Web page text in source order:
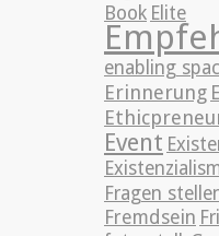
Book Elite
enabling
Erinnerung
Event
Fragen
Fremdsein